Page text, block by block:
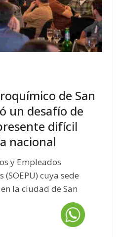
de San
un desafío de
difícil
nacional
y Empleados
cuya sede
la ciudad de San